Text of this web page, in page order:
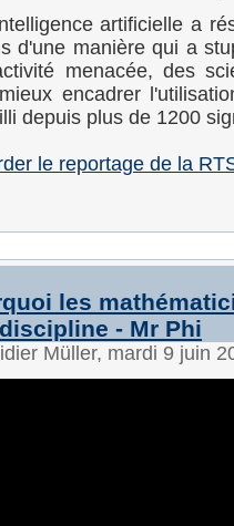
artificielle a
d'une manière qui a
menacée, des
encadrer
depuis plus de 1200
le reportage de la
les
- Mr Phi
Müller, mardi 9 juin